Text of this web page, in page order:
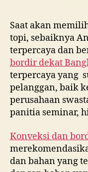
Saat akan
topi, sebaiknya
terpercaya dan
bordir dekat
terpercaya yang
pelanggan, baik
perusahaan
panitia seminar,
Konveksi dan
dan bahan yang